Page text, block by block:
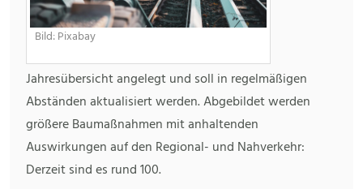
Bild: Pixabay
Jahresübersicht angelegt und soll in regelmäßigen
Abständen aktualisiert werden. Abgebildet werden
größere Baumaßnahmen mit anhaltenden
Auswirkungen auf den Regional- und Nahverkehr:
Derzeit sind es rund 100.